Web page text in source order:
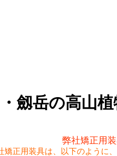
高山植物
弊社矯正用
矯正用装具は、以下のように